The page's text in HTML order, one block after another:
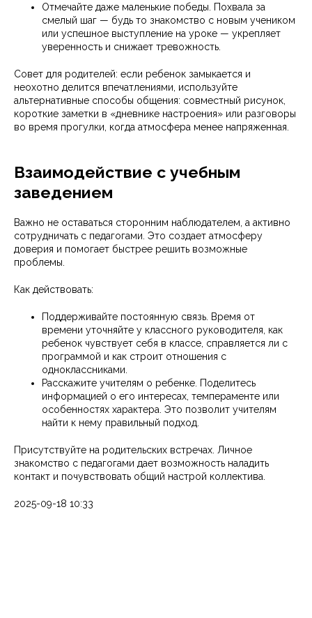
Отмечайте даже маленькие победы. Похвала за
смелый шаг — будь то знакомство с новым учеником
или успешное выступление на уроке — укрепляет
уверенность и снижает тревожность.
Совет для родителей: если ребенок замыкается и
неохотно делится впечатлениями, используйте
альтернативные способы общения: совместный рисунок,
короткие заметки в «дневнике настроения» или разговоры
во время прогулки, когда атмосфера менее напряженная.
Взаимодействие с учебным
заведением
Важно не оставаться сторонним наблюдателем, а активно
сотрудничать с педагогами. Это создает атмосферу
доверия и помогает быстрее решить возможные
проблемы.
Как действовать:
Поддерживайте постоянную связь. Время от
времени уточняйте у классного руководителя, как
ребенок чувствует себя в классе, справляется ли с
программой и как строит отношения с
одноклассниками.
Расскажите учителям о ребенке. Поделитесь
информацией о его интересах, темпераменте или
особенностях характера. Это позволит учителям
найти к нему правильный подход.
Присутствуйте на родительских встречах. Личное
знакомство с педагогами дает возможность наладить
контакт и почувствовать общий настрой коллектива.
2025-09-18 10:33